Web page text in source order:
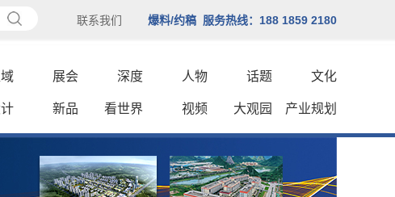
联系我们 爆料/约稿 服务热线：188 1859 2180
展会 深度 人物 话题 文化
新品 看世界 视频 大观园 产业规划